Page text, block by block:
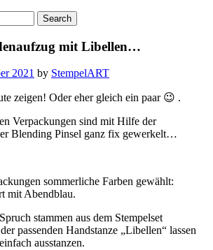
mit Libellen…
2021 by StempelART
zeigen! Oder eher gleich ein paar 😉 .
Verpackungen sind mit Hilfe der
Blending Pinsel ganz fix gewerkelt…
sommerliche Farben gewählt:
mit Abendblau.
stammen aus dem Stempelset
passenden Handstanze „Libellen“ lassen
ausstanzen.